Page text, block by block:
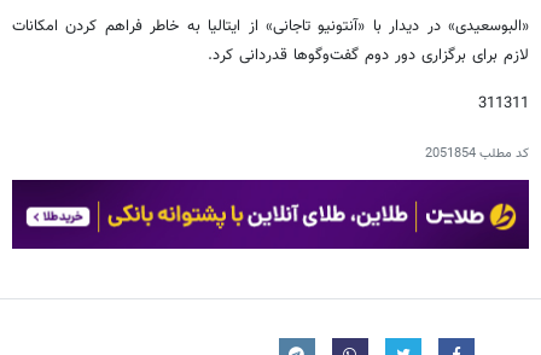
«البوسعیدی» در دیدار با «آنتونیو تاجانی» از ایتالیا به خاطر فراهم کردن امکانات
لازم برای برگزاری دور دوم گفت‌وگوها قدردانی کرد.
311311
کد مطلب2051854